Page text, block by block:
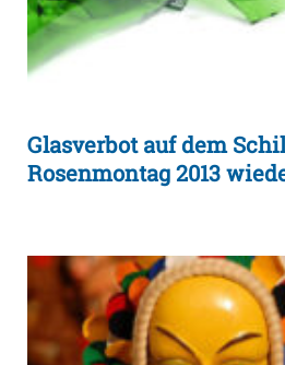
Glasverbot auf dem
Rosenmontag 2013